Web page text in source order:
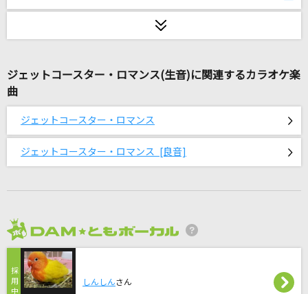
松田聖子
[生音]イミテイション・ゴールド
山口百恵
Catherine
光の記憶
Angelo
終わらないHigh Noon
ジェットコースター・ロマンス(生音)に関連するカラオケ楽
曲
ジェットコースター・ロマンス
ジェットコースター・ロマンス [良音]
しんしんさん